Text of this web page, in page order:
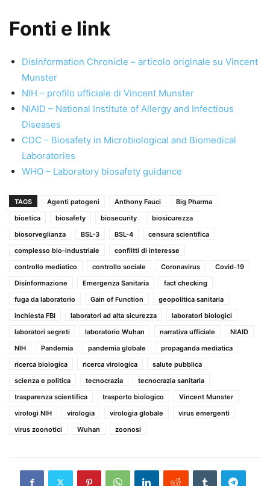
Fonti e link
Disinformation Chronicle – articolo originale su Vincent
Munster
NIH – profilo ufficiale di Vincent Munster
NIAID – National Institute of Allergy and Infectious
Diseases
CDC – Biosafety in Microbiological and Biomedical
Laboratories
WHO – Laboratory biosafety guidance
TAGS Agenti patogeni Anthony Fauci
Big Pharma
bioetica
biosafety biosecurity
biosicurezza
biosorveglianza
BSL-3 BSL-4
censura scientifica
complesso bio-industriale
conflitti di interesse
controllo mediatico
controllo sociale Coronavirus
Covid-19
Disinformazione
Emergenza Sanitaria
fact checking
fuga da laboratorio
Gain of Function
geopolitica sanitaria
inchiesta FBI
laboratori ad alta sicurezza
laboratori biologici
laboratori segreti
laboratorio Wuhan narrativa ufficiale
NIAID
NIH
Pandemia pandemia globale
propaganda mediatica
ricerca biologica
ricerca virologica
salute pubblica
scienza e politica
tecnocrazia
tecnocrazia sanitaria
trasparenza scientifica
trasporto biologico
Vincent Munster
virologi NIH
virologia virologia globale
virus emergenti
virus zoonotici
Wuhan zoonosi